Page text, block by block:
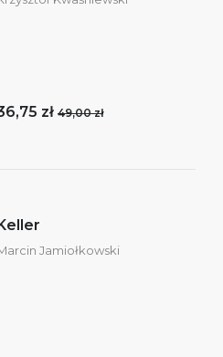
zł 49,00 zł
Jamiołkowski